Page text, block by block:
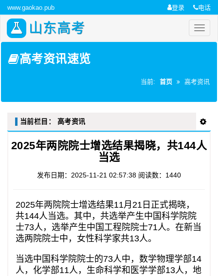
www.gaokao.pub 登录 电话
山东高考
高考资讯速览
当前: 首页 高考资讯
当前栏目： 高考资讯
2025年两院院士增选结果揭晓，共144人
当选
发布日期：2025-11-21 02:57:38 阅读数：1440
2025年两院院士增选结果11月21日正式揭晓，
共144人当选。其中，共选举产生中国科学院院
士73人，选举产生中国工程院院士71人。在新当
选两院院士中，女性科学家共13人。
当选中国科学院院士的73人中，数学物理学部14
人，化学部11人，生命科学和医学学部13人，地